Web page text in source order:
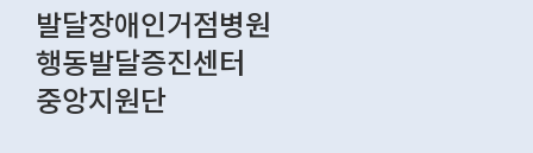
발달장애인거점병원
행동발달증진센터
중앙지원단